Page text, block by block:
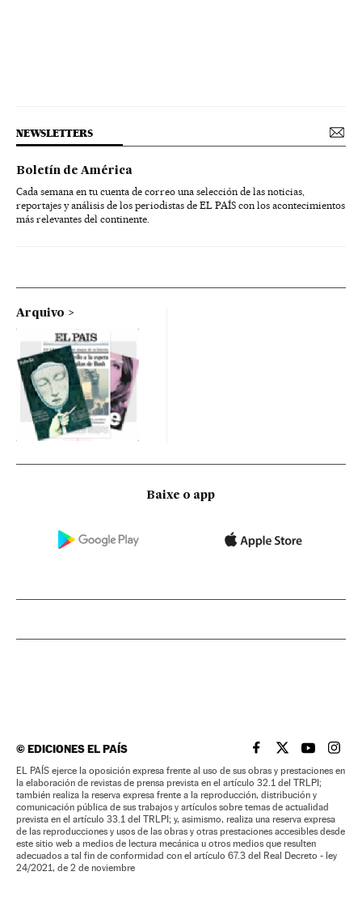
NEWSLETTERS
Boletín de América
Cada semana en tu cuenta de correo una selección de las noticias,
reportajes y análisis de los periodistas de EL PAÍS con los acontecimientos
más relevantes del continente.
Arquivo
Baixe o app
©EDICIONES EL PAÍS EL PAÍS BRASIL EN
EL PAÍSEL PAÍS
EL
EL PAÍS ejerce la oposición expresa frente al uso de sus obras y prestaciones en
la elaboración de revistas de prensa prevista en el artículo 32.1 del TRLPI;
también realiza la reserva expresa frente a la reproducción, distribución y
comunicación pública de sus trabajos y artículos sobre temas de actualidad
prevista en el artículo 33.1 del TRLPI; y, asimismo, realiza una reserva expresa
de las reproducciones y usos de las obras y otras prestaciones accesibles desde
este sitio web a medios de lectura mecánica u otros medios que resulten
adecuados a tal fin de conformidad con el artículo 67.3 del Real Decreto - ley
24/2021, de 2 de noviembre